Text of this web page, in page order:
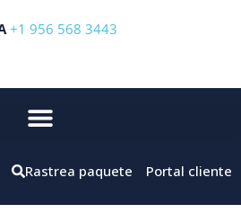
+1 956 568 3443
Portal cliente
Rastrea paquete